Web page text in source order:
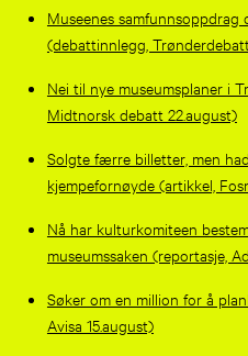
Museenes
(debattinnlegg,
Nei til nye museumsplaner i
Midtnorsk debatt 22.august)
Solgte færre billetter, men
kjempefornøyde (artikkel,
Nå har kulturkomiteen
museumssaken (reportasje,
Søker om en million for å
Avisa 15.august)